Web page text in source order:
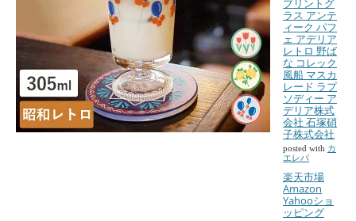
プリントグ
ラス アンテ
ィーク パフ
ェ アデリア
レトロ 野ば
な コレック
風船 マスカ
レード ラプ
ソディー ア
デリア株式
会社 石塚硝
子株式会社
posted with カ
エレバ
楽天市場
Amazon
Yahooショ
ッピング